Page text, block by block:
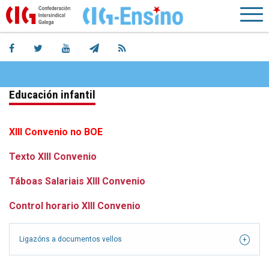
Educación infantil
XIII Convenio no BOE
Texto XIII Convenio
Táboas Salariais XIII Convenio
Control horario XIII Convenio
Ligazóns a documentos vellos